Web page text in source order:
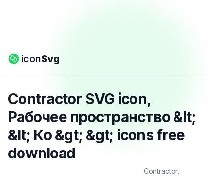
iconSvg
Contractor SVG icon,
Рабочее пространство &lt;
&lt; Ко &gt; &gt; icons free
download
Contractor,